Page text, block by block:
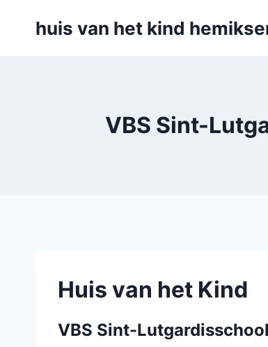
huis van het kind
VBS Sint-
Huis van het Kind
VBS Sint-